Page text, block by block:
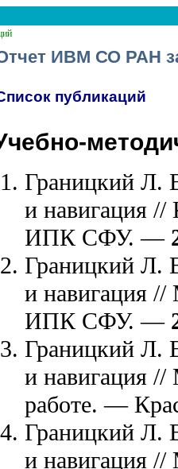
ИВМ СО РАН
публикаций
Границкий Л.
и навигация
ИПК СФУ. —
Границкий Л.
и навигация
ИПК СФУ. —
Границкий Л.
и навигация //
работе. —
Границкий Л.
и навигация //